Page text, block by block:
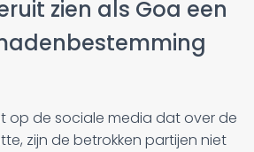
zien als Goa een
op de sociale media dat over de
zijn de betrokken partijen niet